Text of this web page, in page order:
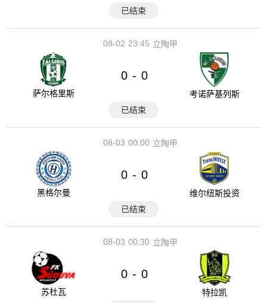
已结束
23:45
08-02 立陶甲
萨尔格里斯
0 - 0
考诺萨基列斯
已结束
00:00
08-03 立陶甲
黑格尔曼
0 - 0
维尔纽斯投资
已结束
00:30
08-03 立陶甲
苏杜瓦
0 - 0
特拉凯